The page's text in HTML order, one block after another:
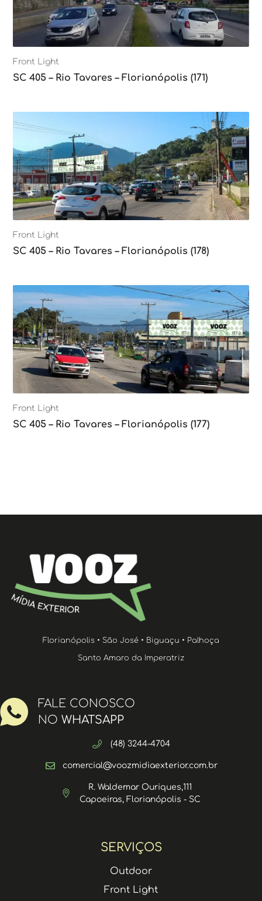
Front Light
SC 405 – Rio Tavares – Florianópolis (171)
Front Light
SC 405 – Rio Tavares – Florianópolis (178)
Front Light
SC 405 – Rio Tavares – Florianópolis (177)
SERVIÇOS
Outdoor
Front Light
Florianópolis • São José • Biguaçu • Palhoça
Santo Amaro da Imperatriz
FALE CONOSCO
NO WHATSAPP
(48) 3244-4704
comercial@voozmidiaexterior.com.br
R. Waldemar Ouriques,111
Capoeiras, Florianópolis - SC